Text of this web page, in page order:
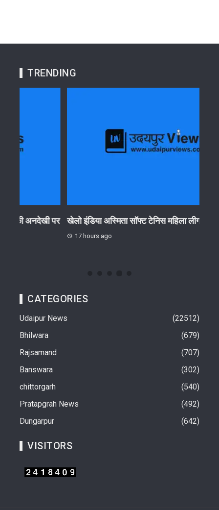
TRENDING
खेलो इंडिया अस्मिता सॉफ्ट टेनिस महिला लीग 22 अगस्त को
CATEGORIES
Udaipur News
22512
Bhilwara
679
Rajsamand
707
Banswara
302
chittorgarh
540
Pratapgrah News
492
Dungarpur
642
VISITORS